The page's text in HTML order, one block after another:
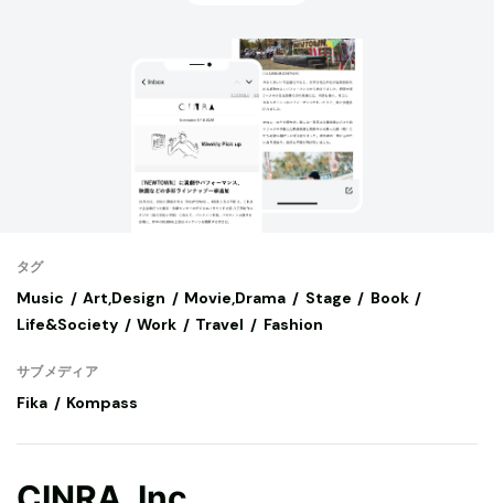
タグ
Music Art,Design Movie,Drama Stage
Book
Life&Society
Work Travel Fashion
サブメディア
Fika Kompass